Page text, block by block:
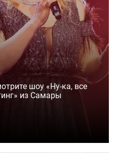
шоу «Ну-ка, все
из Самары